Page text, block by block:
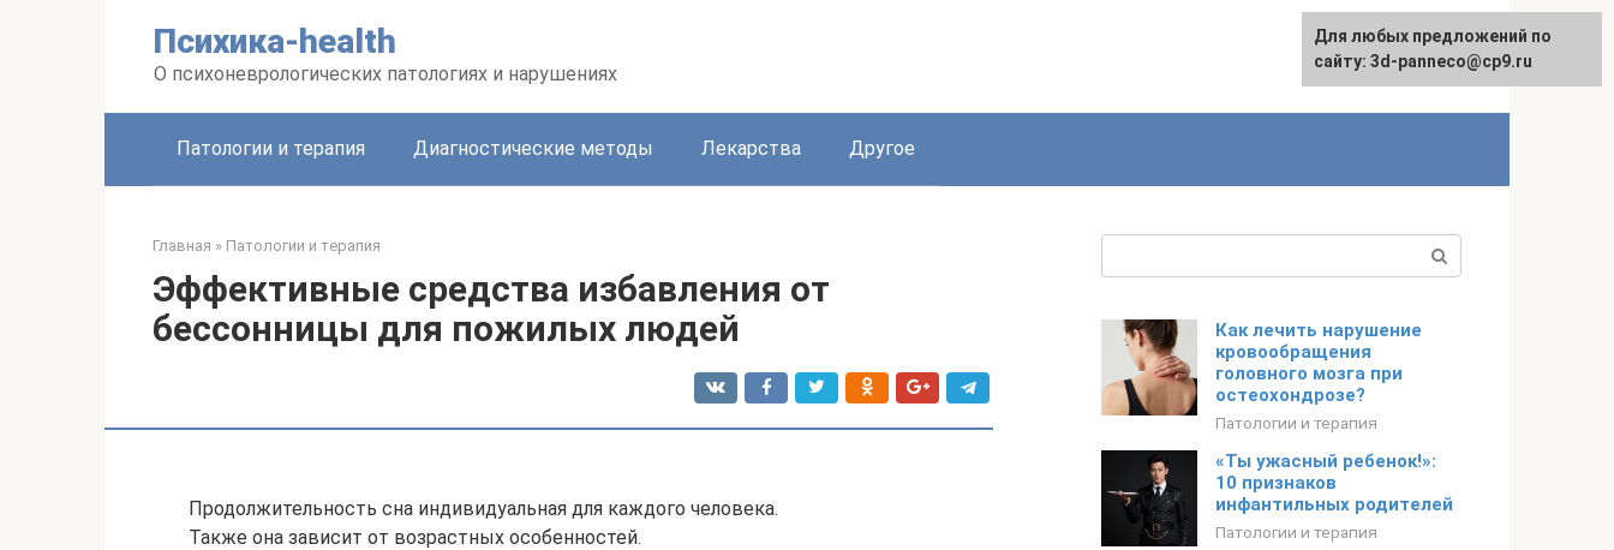
Психика-health
О психоневрологических патологиях и нарушениях
Патологии и терапия Диагностические методы Лекарства Другое
Главная » Патологии и терапия
Эффективные средства избавления от
бессонницы для пожилых людей
Продолжительность сна индивидуальная для каждого человека.
Также она зависит от возрастных особенностей.
Как лечить нарушение
кровообращения
головного мозга при
остеохондрозе?
Патологии и терапия
«Ты ужасный ребенок!»:
10 признаков
инфантильных родителей
Патологии и терапия
Для любых предложений по
сайту: 3d-panneco@cp9.ru